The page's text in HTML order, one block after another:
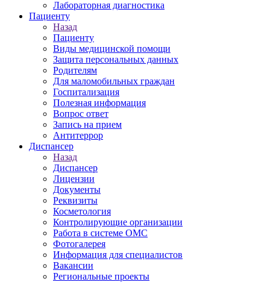
Лабораторная диагностика
Пациенту
Назад
Пациенту
Виды медицинской помощи
Защита персональных данных
Родителям
Для маломобильных граждан
Госпитализация
Полезная информация
Вопрос ответ
Запись на прием
Антитеррор
Диспансер
Назад
Диспансер
Лицензии
Документы
Реквизиты
Косметология
Контролирующие организации
Работа в системе ОМС
Фотогалерея
Информация для специалистов
Вакансии
Региональные проекты